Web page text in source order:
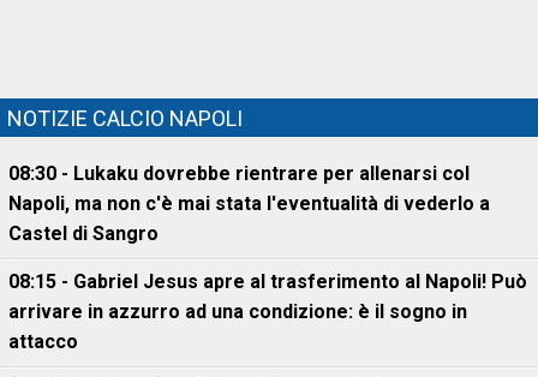
NOTIZIE CALCIO NAPOLI
08:30 - Lukaku dovrebbe rientrare per allenarsi col
Napoli, ma non c'è mai stata l'eventualità di vederlo a
Castel di Sangro
08:15 - Gabriel Jesus apre al trasferimento al Napoli! Può
arrivare in azzurro ad una condizione: è il sogno in
attacco